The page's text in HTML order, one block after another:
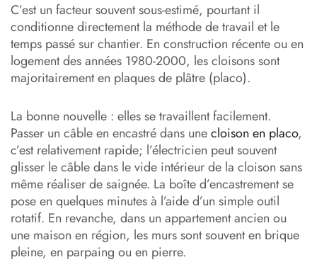
C’est un facteur souvent sous-estimé, pourtant il
conditionne directement la méthode de travail et le
temps passé sur chantier. En construction récente ou en
logement des années 1980-2000, les cloisons sont
majoritairement en plaques de plâtre (placo).
La bonne nouvelle : elles se travaillent facilement.
Passer un câble en encastré dans unecloison en placo,
c’est relativement rapide; l’électricien peut souvent
glisser le câble dans le vide intérieur de la cloison sans
même réaliser de saignée. La boîte d’encastrement se
pose en quelques minutes à l’aide d’un simple outil
rotatif. En revanche, dans un appartement ancien ou
une maison en région, les murs sont souvent en brique
pleine, en parpaing ou en pierre.